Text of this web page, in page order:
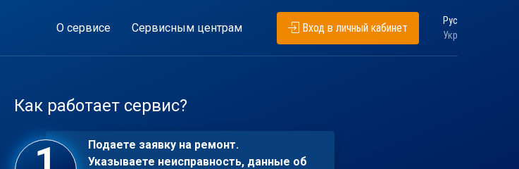
О сервисе Сервисным центрам Вход в личный кабинет
Рус
Укр
Как работает сервис?
Подаете заявку на ремонт.
Указываете неисправность, данные об